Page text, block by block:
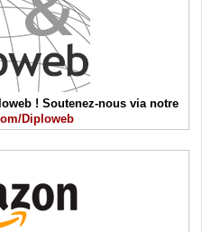
! Soutenez-nous via notre
Diploweb